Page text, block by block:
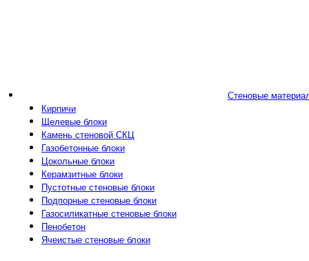
Стеновые
Кирпичи
Щелевые блоки
Камень стеновой СКЦ
Газобетонные блоки
Цокольные блоки
Керамзитные блоки
Пустотные стеновые блоки
Подпорные стеновые блоки
Газосиликатные стеновые блоки
Пенобетон
Ячеистые стеновые блоки